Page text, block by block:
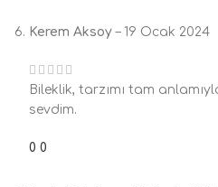
Kerem Aksoy– 19 Ocak 2024
Bileklik, tarzımı tam
sevdim.
0 0